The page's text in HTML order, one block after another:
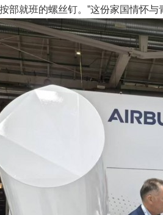
部就班的螺丝钉。”这份家国情怀